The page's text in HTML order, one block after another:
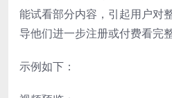
能试看部分内容，引起用户对
导他们进一步注册或付费看完整
示例如下：